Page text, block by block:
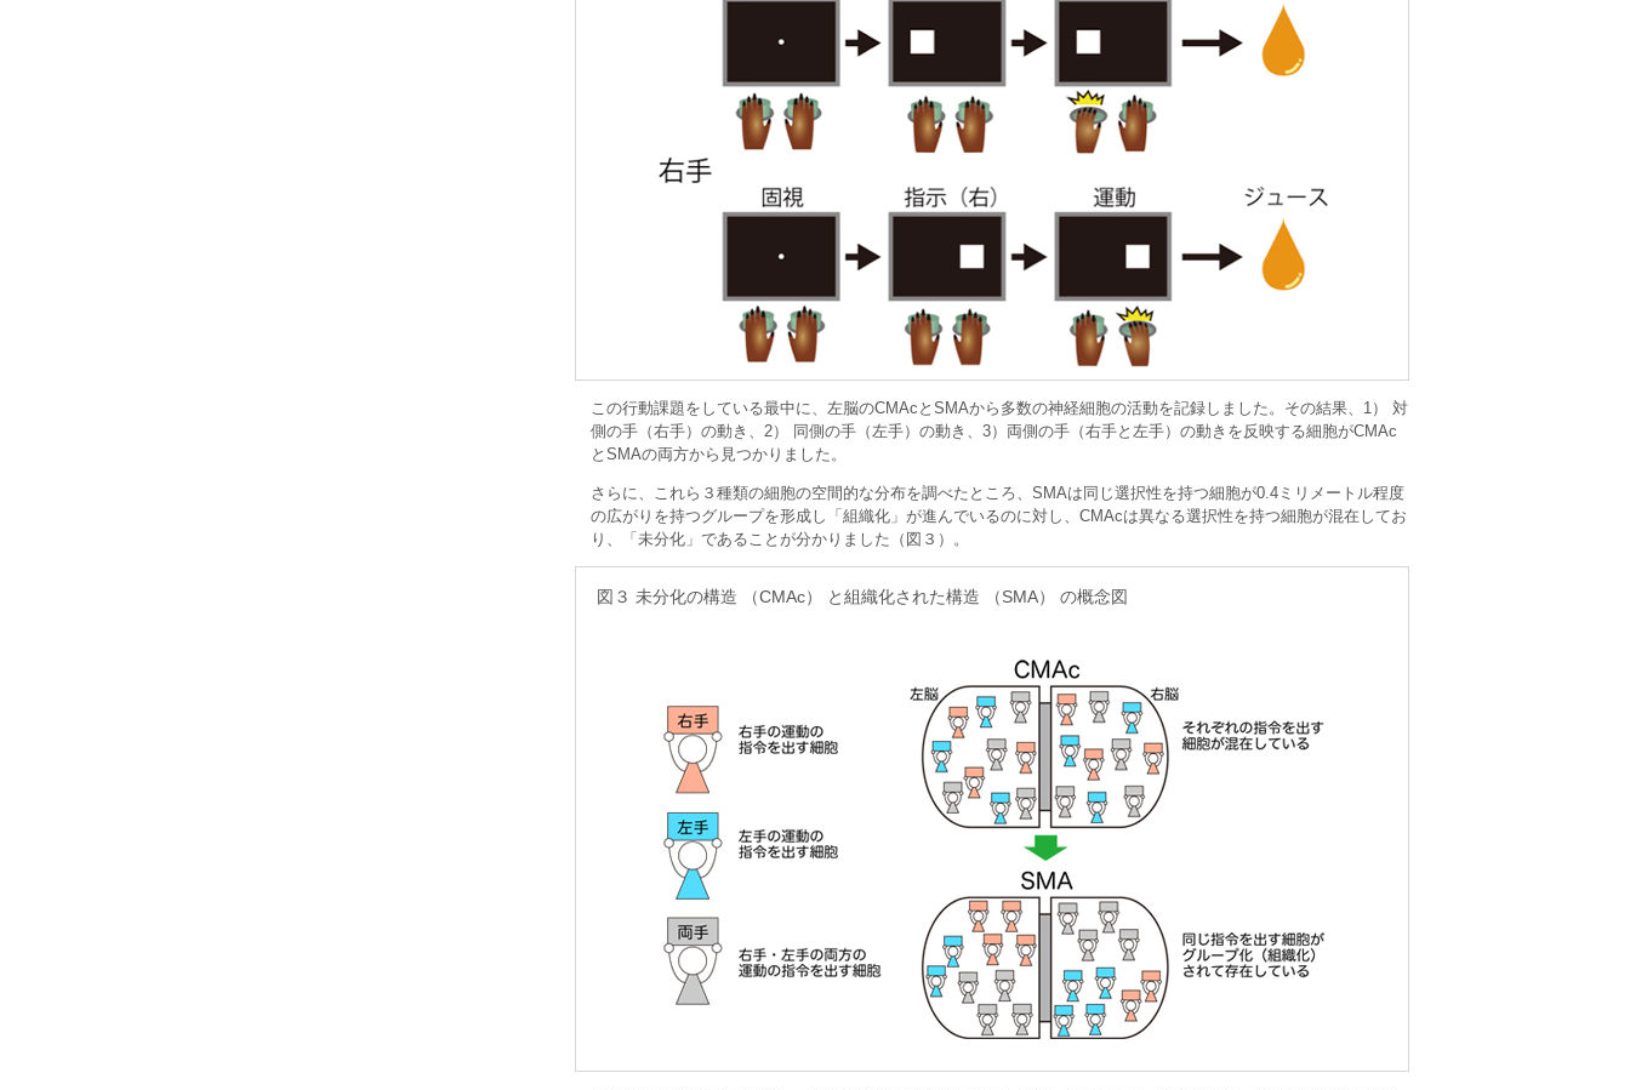
この行動課題をしている最中に、左脳のCMAcとSMAから多数の神経細胞の活動を記録しました。その結果、1） 対
側の手（右手）の動き、2） 同側の手（左手）の動き、3）両側の手（右手と左手）の動きを反映する細胞がCMAc
とSMAの両方から見つかりました。
さらに、これら３種類の細胞の空間的な分布を調べたところ、SMAは同じ選択性を持つ細胞が0.4ミリメートル程度
の広がりを持つグループを形成し「組織化」が進んでいるのに対し、CMAcは異なる選択性を持つ細胞が混在してお
り、「未分化」であることが分かりました（図３）。
図３ 未分化の構造 （CMAc） と組織化された構造 （SMA） の概念図